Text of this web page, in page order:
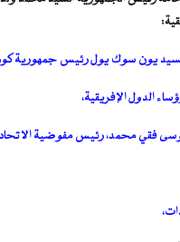
يون سوك يول رئيس جمهورية
الدول الإفريقية،
فقي محمد، رئيس مفوضية الاتحاد